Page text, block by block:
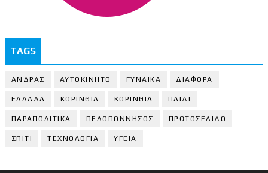
TAGS
ΑΝΔΡΑΣ ΑΥΤΟΚΙΝΗΤΟ ΓΥΝΑΙΚΑ ΔΙΑΦΟΡΑ
ΕΛΛΑΔΑ ΚΟΡΙΝΘΙΑ ΚΟΡΙΝΘΙA ΠΑΙΔΙ
ΠΑΡΑΠΟΛΙΤΙΚΑ ΠΕΛΟΠΟΝΝΗΣΟΣ ΠΡΩΤΟΣΕΛΙΔΟ
ΣΠΙΤΙ ΤΕΧΝΟΛΟΓΙΑ ΥΓΕΙΑ